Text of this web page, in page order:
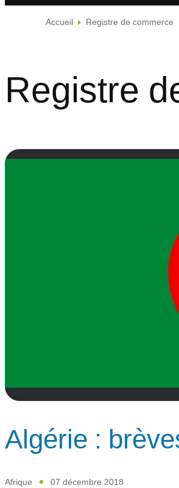
Accueil Registre de commerce
Registre
Algérie :
Afrique
07 décembre 2018